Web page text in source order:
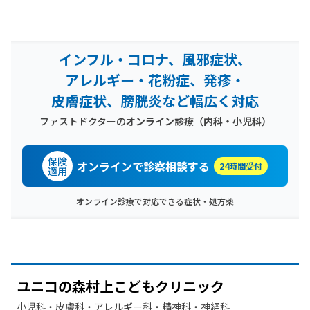
インフル・コロナ、風邪症状、
アレルギー・花粉症、発疹・
皮膚症状、膀胱炎など幅広く対応
ファストドクターのオンライン診療（内科・小児科）
保険
適用 オンラインで診察相談する 24時間受付
オンライン診療で対応できる症状・処方薬
ユニコの森村上こどもクリニック
小児科・​皮膚科・​アレルギー科・​精神科・神経科